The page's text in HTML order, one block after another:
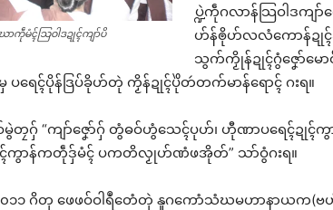
ဌာ
ာကဵုမံၚ်သြဝါဒဍုၚ်ကျာ်ပိ
ပ္ဍဲကဵုဂလာန်သြဝါဒက
ဟ်န်ၜိုဟ်လလံကောန်ဍုၚ်
သွက်ကၟိုန်ဍုၚ်ဂွံဇၞော်မော
ရေၚ်ပိုန်ဒြပ်ခိုဟ်တုဲ ကၟိန်ဍုၚ်ပိုဲတဴတက်မာန်ရောၚ် ဂးရ။
ဂှ် “ကျာ်ဇၞော်ဂှ် တွံဓဝ်ဟွံသေၚ်ပုဟ်၊ ဟီုဏာပရေၚ်ဍုၚ်ကွ
ကွာန်ကတဵုဒှ်မံၚ် ပကတိလၟုဟ်ဏံဖအိုတ်” သာ်ဝွံဂးရ။
၁၁ ဂိတု ဖေဖဝ်ဝါရဳတေံတုဲ နူဂကောံသံဃမဟာနာယက(ဗ